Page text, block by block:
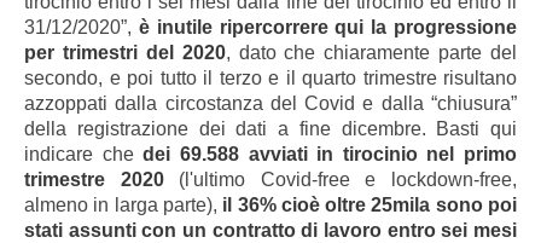
31/12/2020”, è inutile ripercorrere qui la progressione
per trimestri del 2020, dato che chiaramente parte del
secondo, e poi tutto il terzo e il quarto trimestre risultano
azzoppati dalla circostanza del Covid e dalla “chiusura”
della registrazione dei dati a fine dicembre.
Basti qui
indicare chedei 69.588 avviati in tirocinio nel primo
trimestre 2020 (l'ultimo Covid-free e lockdown-free,
almeno in larga parte), il 36% cioè oltre 25mila sono poi
stati assunti con un contratto di lavoro entro sei mesi